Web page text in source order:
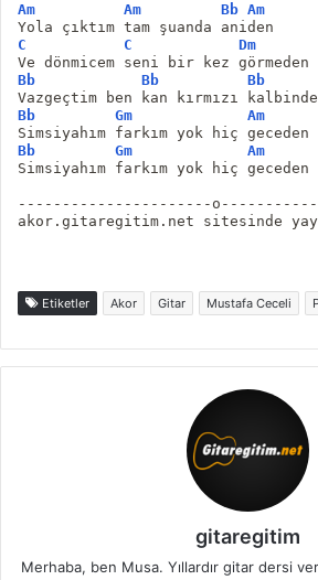
Am Am Bb Am
Yola çıktım tam şuanda aniden
C
C
Dm
Ve dönmicem seni bir kez görmeden
Bb
Bb
Bb
Vazgeçtim ben kan kırmızı
Bb
Gm
Am
Simsiyahım farkım yok hiç geceden
Bb
Gm
Am
Simsiyahım farkım yok hiç geceden
----------------------
akor.gitaregitim.net sitesinde
Etiketler Akor Gitar Mustafa Ceceli
gitaregitim
Merhaba, ben Musa. Yıllardır gitar dersi